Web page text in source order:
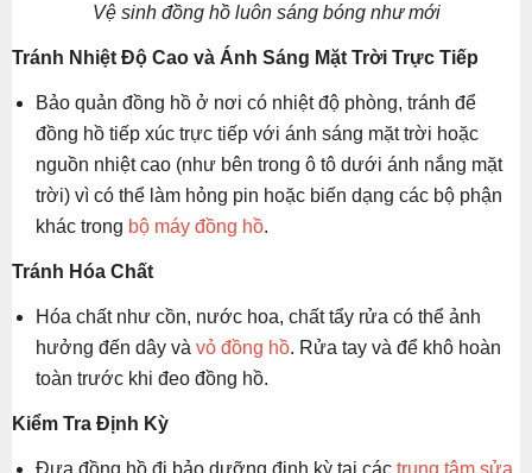
Vệ sinh đồng hồ luôn sáng bóng như mới
Tránh Nhiệt Độ Cao và Ánh Sáng Mặt Trời Trực Tiếp
Bảo quản đồng hồ ở nơi có nhiệt độ phòng, tránh để
đồng hồ tiếp xúc trực tiếp với ánh sáng mặt trời hoặc
nguồn nhiệt cao (như bên trong ô tô dưới ánh nắng mặt
trời) vì có thể làm hỏng pin hoặc biến dạng các bộ phận
khác trong bộ máy đồng hồ.
Tránh Hóa Chất
Hóa chất như cồn, nước hoa, chất tẩy rửa có thể ảnh
hưởng đến dây và vỏ đồng hồ. Rửa tay và để khô hoàn
toàn trước khi đeo đồng hồ.
Kiểm Tra Định Kỳ
Đưa đồng hồ đi bảo dưỡng định kỳ tại các trung tâm sửa